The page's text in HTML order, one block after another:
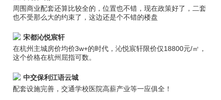
周围商业配套还算比较全的，位置也不错，现在政策好了，二套
也不受那么大的约束了，这边还是个不错的楼盘
宋都沁悦宸轩
在杭州主城房价均价3w+的时代，沁悦宸轩限价仅18800元/㎡，
这个价格在杭州屈指可数。
中交保利江语云城
配套设施完善，交通学校医院高薪产业等一应俱全！